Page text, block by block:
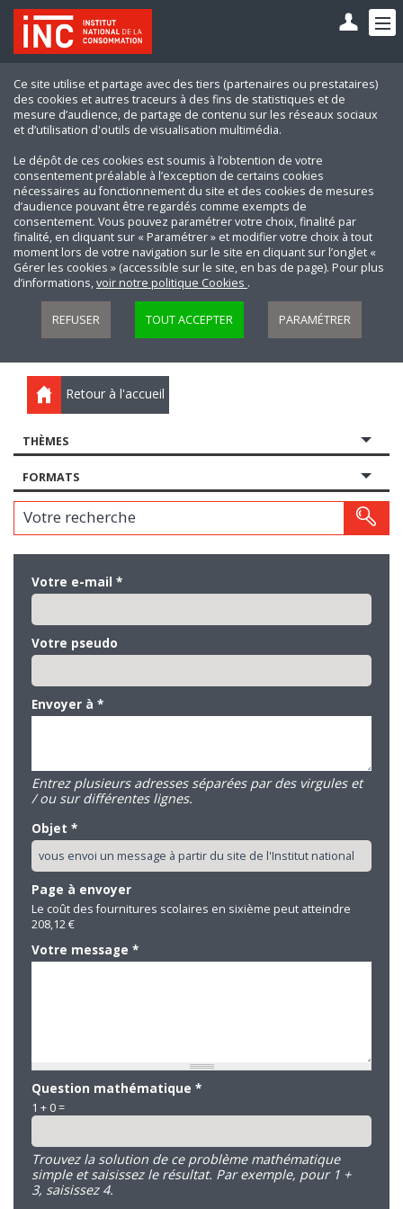
Ce site utilise et partage avec des tiers (partenaires ou prestataires)
des cookies et autres traceurs à des fins de statistiques et de
mesure d’audience, de partage de contenu sur les réseaux sociaux
et d’utilisation d'outils de visualisation multimédia.
Le dépôt de ces cookies est soumis à l’obtention de votre
consentement préalable à l’exception de certains cookies
nécessaires au fonctionnement du site et des cookies de mesures
d’audience pouvant être regardés comme exempts de
consentement. Vous pouvez paramétrer votre choix, finalité par
finalité, en cliquant sur « Paramétrer » et modifier votre choix à tout
moment lors de votre navigation sur le site en cliquant sur l’onglet «
Gérer les cookies » (accessible sur le site, en bas de page). Pour plus
d’informations,voir notre politique Cookies .
REFUSER TOUT ACCEPTER PARAMÉTRER
Retour à l'accueil
THÈMES
FORMATS
Votre recherche
Votre e-mail *
Votre pseudo
Envoyer à *
Entrez plusieurs adresses séparées par des virgules et
/ ou sur différentes lignes.
Objet *
Page à envoyer
Le coût des fournitures scolaires en sixième peut atteindre
208,12 €
Votre message *
Question mathématique *
1 + 0 =
Trouvez la solution de ce problème mathématique
simple et saisissez le résultat. Par exemple, pour 1 +
3, saisissez 4.